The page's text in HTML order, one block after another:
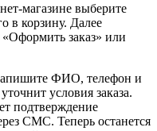
магазине выберите
в корзину. Далее
заказ» или
ФИО, телефон и
условия заказа.
подтверждение
СМС. Теперь останется